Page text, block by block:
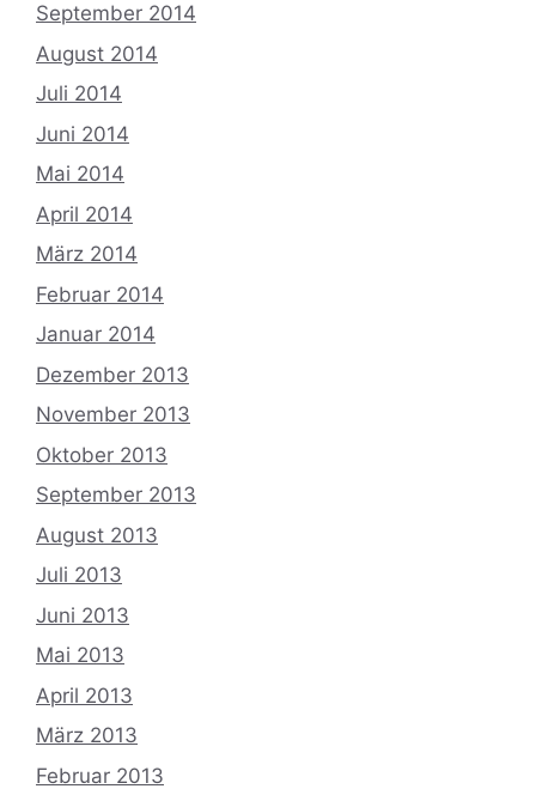
September 2014
August 2014
Juli 2014
Juni 2014
Mai 2014
April 2014
März 2014
Februar 2014
Januar 2014
Dezember 2013
November 2013
Oktober 2013
September 2013
August 2013
Juli 2013
Juni 2013
Mai 2013
April 2013
März 2013
Februar 2013